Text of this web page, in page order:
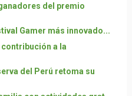
del premio
Gamer más innovado...
a la
del Perú retoma su